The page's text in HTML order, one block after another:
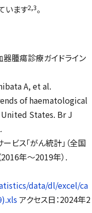
います2,3。
腫瘍診療ガイドライン
A, et al.
of haematological
States. Br J
ビス「がん統計」（全国
年〜2019年）.
data/dl/excel/ca
アクセス日：2024年2